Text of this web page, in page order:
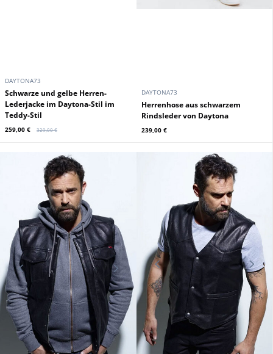
DAYTONA73
Schwarze und gelbe Herren-
Lederjacke im Daytona-Stil im
Teddy-Stil
259,00 € 329,00 €
DAYTONA73
Herrenhose aus schwarzem
Rindsleder von Daytona
239,00 €